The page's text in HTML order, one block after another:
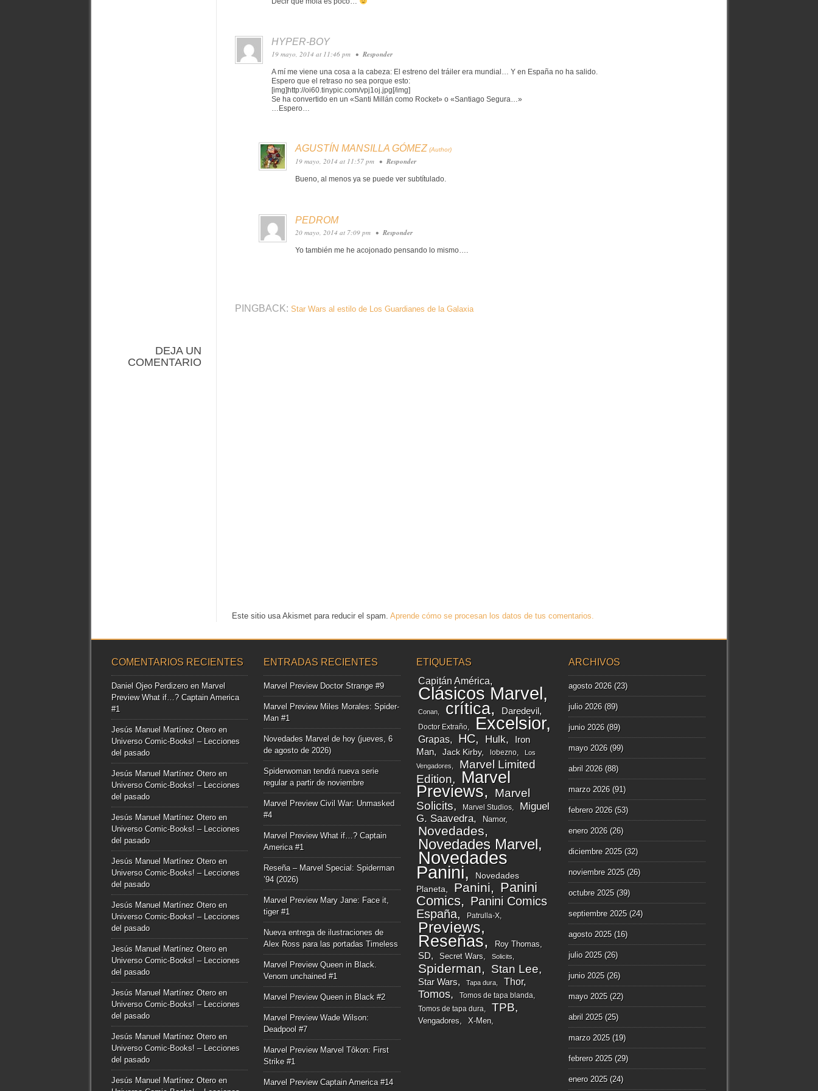
HYPER-BOY
19 mayo, 2014 at 11:46 pm • Responder
A mí me viene una cosa a la cabeza: El estreno del tráiler era mundial… Y en España no ha salido.
Espero que el retraso no sea porque esto:
[img]http://oi60.tinypic.com/vpj1oj.jpg[/img]
Se ha convertido en un «Santi Millán como Rocket» o «Santiago Segura…»
…Espero…
AGUSTÍN MANSILLA GÓMEZ
19 mayo, 2014 at 11:57 pm • Responder
Bueno, al menos ya se puede ver subtítulado.
PEDROM
20 mayo, 2014 at 7:09 pm • Responder
Yo también me he acojonado pensando lo mismo….
PINGBACK: Star Wars al estilo de Los Guardianes de la Galaxia
DEJA UN
COMENTARIO
Este sitio usa Akismet para reducir el spam. Aprende cómo se procesan los datos de tus comentarios.
COMENTARIOS RECIENTES
Daniel Ojeo Perdizeroen Marvel
Preview What if…? Captain America
#1
Jesús Manuel Martínez Oteroen
Universo Comic-Books! – Lecciones
del pasado
Jesús Manuel Martínez Oteroen
Universo Comic-Books! – Lecciones
del pasado
Jesús Manuel Martínez Oteroen
Universo Comic-Books! – Lecciones
del pasado
Jesús Manuel Martínez Oteroen
Universo Comic-Books! – Lecciones
del pasado
Jesús Manuel Martínez Oteroen
Universo Comic-Books! – Lecciones
del pasado
Jesús Manuel Martínez Oteroen
Universo Comic-Books! – Lecciones
del pasado
Jesús Manuel Martínez Oteroen
Universo Comic-Books! – Lecciones
del pasado
Jesús Manuel Martínez Oteroen
Universo Comic-Books! – Lecciones
del pasado
Jesús Manuel Martínez Oteroen
ENTRADAS RECIENTES
Marvel Preview Doctor Strange #9
Marvel Preview Miles Morales: Spider-
Man #1
Novedades Marvel de hoy (jueves, 6
de agosto de 2026)
Spiderwoman tendrá nueva serie
regular a partir de noviembre
Marvel Preview Civil War: Unmasked
#4
Marvel Preview What if…? Captain
America #1
Reseña – Marvel Special: Spiderman
’94 (2026)
Marvel Preview Mary Jane: Face it,
tiger #1
Nueva entrega de ilustraciones de
Alex Ross para las portadas Timeless
Marvel Preview Queen in Black.
Venom unchained #1
Marvel Preview Queen in Black #2
Marvel Preview Wade Wilson:
Deadpool #7
Marvel Preview Marvel Tôkon: First
Strike #1
Marvel Preview Captain America #14
ETIQUETAS
Capitán América
Clásicos Marvel
Conan crítica Daredevil
Doctor Extraño Excelsior
Grapas HC Hulk
Iron
Man
Jack Kirby lobezno
Los
Vengadores
Marvel Limited
Edition
Marvel
Previews
Marvel
Solicits
Marvel Studios
Miguel
G. Saavedra
Namor
Novedades
Novedades Marvel
Novedades
Panini
Novedades
Planeta
Panini
Panini
Comics
Panini Comics
España
Patrulla-X
Previews
Reseñas Roy Thomas
SD Secret Wars Solicits
Spiderman Stan Lee
Star Wars Tapa dura Thor
Tomos
Tomos de tapa blanda
Tomos de tapa dura
TPB
Vengadores X-Men
ARCHIVOS
agosto 2026(23)
julio 2026(89)
junio 2026(89)
mayo 2026(99)
abril 2026(88)
marzo 2026(91)
febrero 2026(53)
enero 2026(26)
diciembre 2025(32)
noviembre 2025(26)
octubre 2025(39)
septiembre 2025(24)
agosto 2025(16)
julio 2025(26)
junio 2025(26)
mayo 2025(22)
abril 2025(25)
marzo 2025(19)
febrero 2025(29)
enero 2025(24)